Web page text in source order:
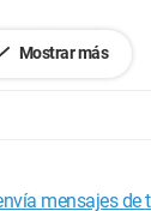
y volver a
el auricular.
XP Internet
Mostrar más
mensajes de